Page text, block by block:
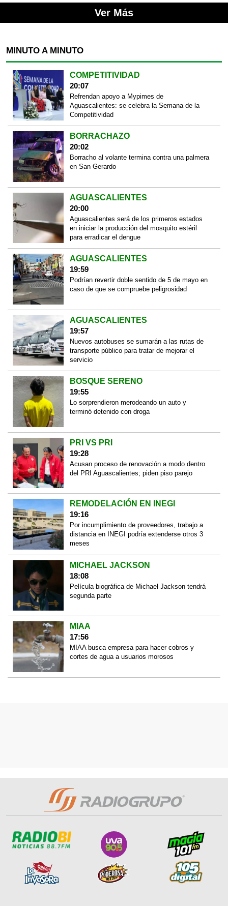
Ver Más
MINUTO A MINUTO
COMPETITIVIDAD
20:07
Refrendan apoyo a Mypimes de
Aguascalientes: se celebra la Semana de la
Competitividad
BORRACHAZO
20:02
Borracho al volante termina contra una palmera
en San Gerardo
AGUASCALIENTES
20:00
Aguascalientes será de los primeros estados
en iniciar la producción del mosquito estéril
para erradicar el dengue
AGUASCALIENTES
19:59
Podrían revertir doble sentido de 5 de mayo en
caso de que se compruebe peligrosidad
AGUASCALIENTES
19:57
Nuevos autobuses se sumarán a las rutas de
transporte público para tratar de mejorar el
servicio
BOSQUE SERENO
19:55
Lo sorprendieron merodeando un auto y
terminó detenido con droga
PRI VS PRI
19:28
Acusan proceso de renovación a modo dentro
del PRI Aguascalientes; piden piso parejo
REMODELACIÓN EN INEGI
19:16
Por incumplimiento de proveedores, trabajo a
distancia en INEGI podría extenderse otros 3
meses
MICHAEL JACKSON
18:08
Película biográfica de Michael Jackson tendrá
segunda parte
MIAA
17:56
MIAA busca empresa para hacer cobros y
cortes de agua a usuarios morosos